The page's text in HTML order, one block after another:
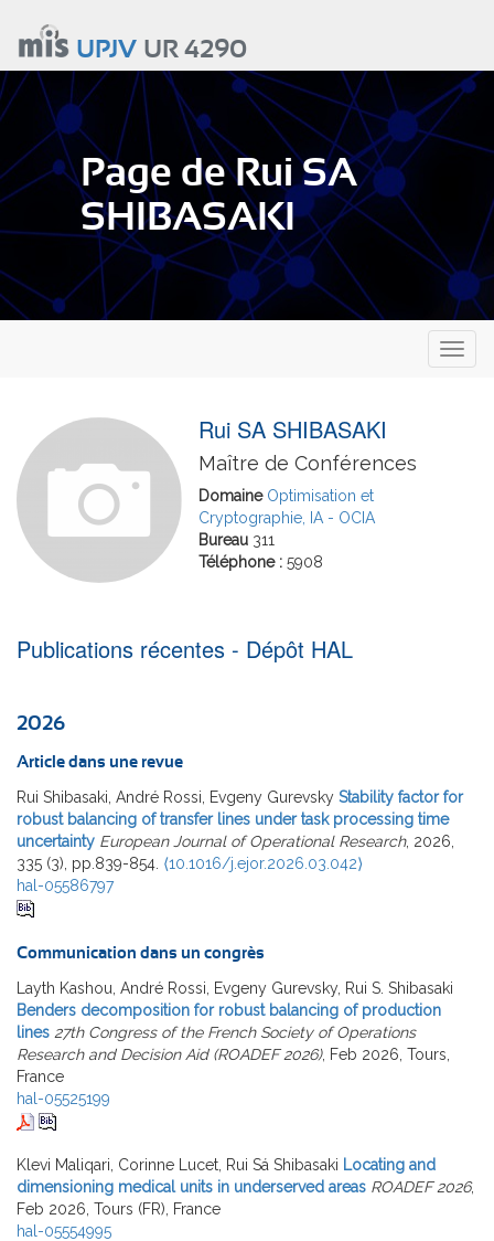
contenu
principal
UPJVUR 4290
Page de Rui SA
SHIBASAKI
Rui SA SHIBASAKI
Maître de Conférences
Domaine Optimisation et
Cryptographie, IA - OCIA
Bureau 311
Téléphone : 5908
Publications récentes - Dépôt HAL
2026
Article dans une revue
Rui Shibasaki, André Rossi, Evgeny Gurevsky Stability factor for
robust balancing of transfer lines under task processing time
uncertainty European Journal of Operational Research, 2026,
335 (3), pp.839-854. ⟨10.1016/j.ejor.2026.03.042⟩
hal-05586797
Communication dans un congrès
Layth Kashou, André Rossi, Evgeny Gurevsky, Rui S. Shibasaki
Benders decomposition for robust balancing of production
lines 27th Congress of the French Society of Operations
Research and Decision Aid (ROADEF 2026), Feb 2026, Tours,
France
hal-05525199
Klevi Maliqari, Corinne Lucet, Rui Sá Shibasaki Locating and
dimensioning medical units in underserved areas ROADEF 2026,
Feb 2026, Tours (FR), France
hal-05554995